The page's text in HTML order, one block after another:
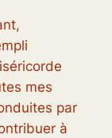
mes
par
à